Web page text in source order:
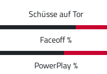
Schüsse auf Tor
Faceoff %
PowerPlay %